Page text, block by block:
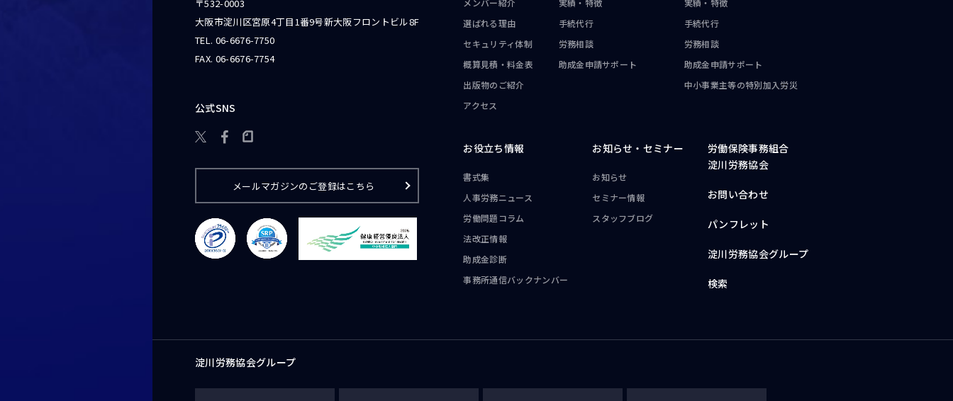
〒532-0003
大阪市淀川区宮原4丁目1番9号新大阪フロントビル8F
TEL. 06-6676-7750
FAX. 06-6676-7754
公式SNS

メールマガジンのご登録はこちら
メンバー紹介
選ばれる理由
セキュリティ体制
概算見積・料金表
出版物のご紹介
アクセス
実績・特徴
手続代行
労務相談
助成金申請サポート
実績・特徴
手続代行
労務相談
助成金申請サポート
中小事業主等の特別加入労災
お役立ち情報
書式集
人事労務ニュース
労働問題コラム
法改正情報
助成金診断
事務所通信バックナンバー
お知らせ・ セミナー
お知らせ
セミナー情報
スタッフブログ
労働保険事務組合
淀川労務協会
お問い合わせ
パンフレット
淀川労務協会グループ
検索
淀川労務協会グループ